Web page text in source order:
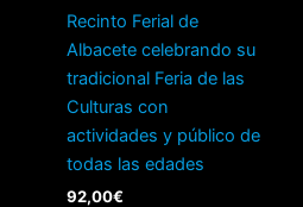
Recinto Ferial de
Albacete celebrando su
tradicional Feria de las
Culturas con
actividades y público de
todas las edades
92,00€